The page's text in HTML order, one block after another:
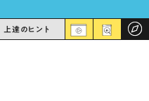
上達のヒント